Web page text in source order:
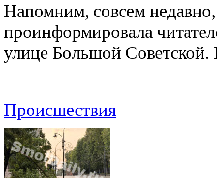
Напомним, совсем
проинформировала
улице Большой Советской.
Происшествия